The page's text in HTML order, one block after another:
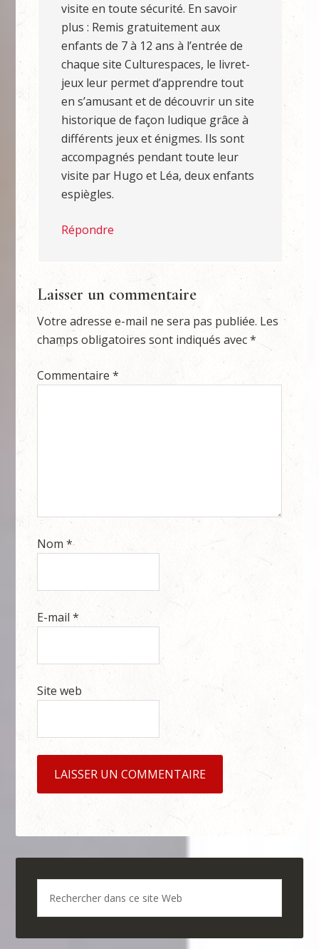
visite en toute sécurité. En savoir
plus : Remis gratuitement aux
enfants de 7 à 12 ans à l’entrée de
chaque site Culturespaces, le livret-
jeux leur permet d’apprendre tout
en s’amusant et de découvrir un site
historique de façon ludique grâce à
différents jeux et énigmes. Ils sont
accompagnés pendant toute leur
visite par Hugo et Léa, deux enfants
espiègles.
Répondre
Laisser un commentaire
Votre adresse e-mail ne sera pas publiée. Les
champs obligatoires sont indiqués avec*
Commentaire*
Nom*
E-mail*
Site web